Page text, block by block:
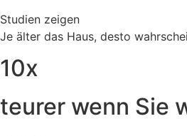
Studien zeigen
Je älter das Haus, desto
10x
teurer wenn Sie